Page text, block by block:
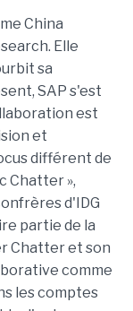
China
Elle
sa
SAP s'est
est
et
différent de
Chatter »,
d'IDG
partie de la
Chatter et son
comme
les comptes